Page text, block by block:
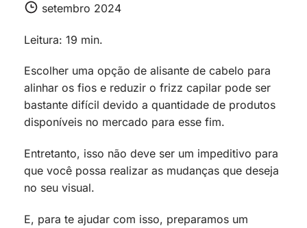
setembro 2024
Leitura: 19 min.
Escolher uma opção de alisante de cabelo para
alinhar os fios e reduzir o frizz capilar pode ser
bastante difícil devido a quantidade de produtos
disponíveis no mercado para esse fim.
Entretanto, isso não deve ser um impeditivo para
que você possa realizar as mudanças que deseja
no seu visual.
E, para te ajudar com isso, preparamos um